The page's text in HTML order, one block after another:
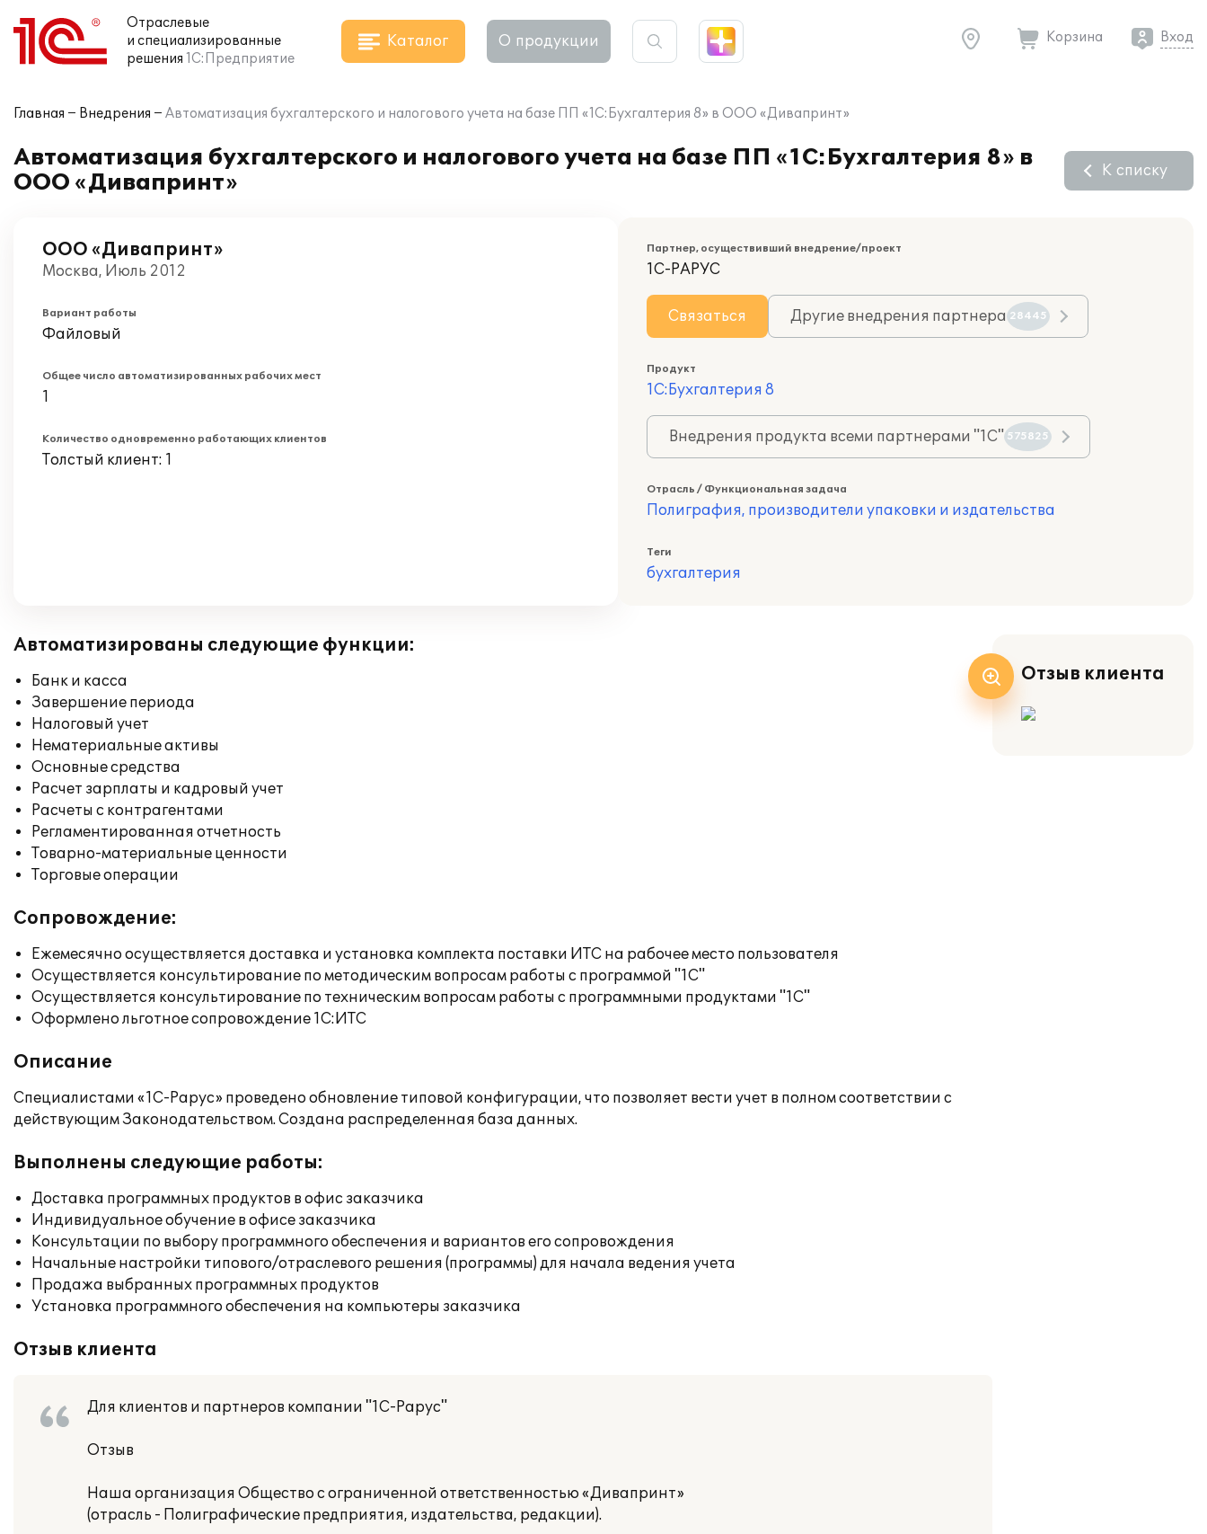
Отраслевые
и специализированные
решения 1С:Предприятие
Каталог О продукции Корзина Вход
Главная Внедрения Автоматизация бухгалтерского и налогового учета на базе ПП «1С:Бухгалтерия 8» в ООО «Дивапринт»
Автоматизация бухгалтерского и налогового учета на базе ПП «1С:Бухгалтерия 8» в
ООО «Дивапринт»
К списку
ООО «Дивапринт»
Москва, Июль 2012
Вариант работы
Файловый
Общее число автоматизированных рабочих мест
1
Количество одновременно работающих клиентов
Толстый клиент: 1
Партнер, осуществивший внедрение/проект
1С-РАРУС
Связаться Другие внедрения партнера 28445
Продукт
1С:Бухгалтерия 8
Внедрения продукта всеми партнерами "1С" 575825
Отрасль / Функциональная задача
Полиграфия, производители упаковки и издательства
Теги
бухгалтерия
Автоматизированы следующие функции:
Банк и касса
Завершение периода
Налоговый учет
Нематериальные активы
Основные средства
Расчет зарплаты и кадровый учет
Расчеты с контрагентами
Регламентированная отчетность
Товарно-материальные ценности
Торговые операции
Сопровождение:
Ежемесячно осуществляется доставка и установка комплекта поставки ИТС на рабочее место пользователя
Осуществляется консультирование по методическим вопросам работы с программой "1С"
Осуществляется консультирование по техническим вопросам работы с программными продуктами "1С"
Оформлено льготное сопровождение 1С:ИТС
Описание
Специалистами «1С-Рарус» проведено обновление типовой конфигурации, что позволяет вести учет в полном соответствии с
действующим Законодательством. Создана распределенная база данных.
Выполнены следующие работы:
Доставка программных продуктов в офис заказчика
Индивидуальное обучение в офисе заказчика
Консультации по выбору программного обеспечения и вариантов его сопровождения
Начальные настройки типового/отраслевого решения (программы) для начала ведения учета
Продажа выбранных программных продуктов
Установка программного обеспечения на компьютеры заказчика
Отзыв клиента
Для клиентов и партнеров компании "1С-Рарус"
Отзыв
Наша организация Общество с ограниченной ответственностью «Дивапринт»
(отрасль - Полиграфические предприятия, издательства, редакции).
Отзыв клиента